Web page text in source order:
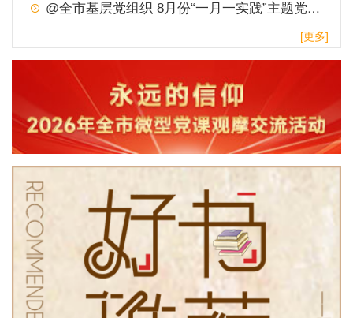
@全市基层党组织 8月份“一月一实践”主题党日，请查收！
[更多]